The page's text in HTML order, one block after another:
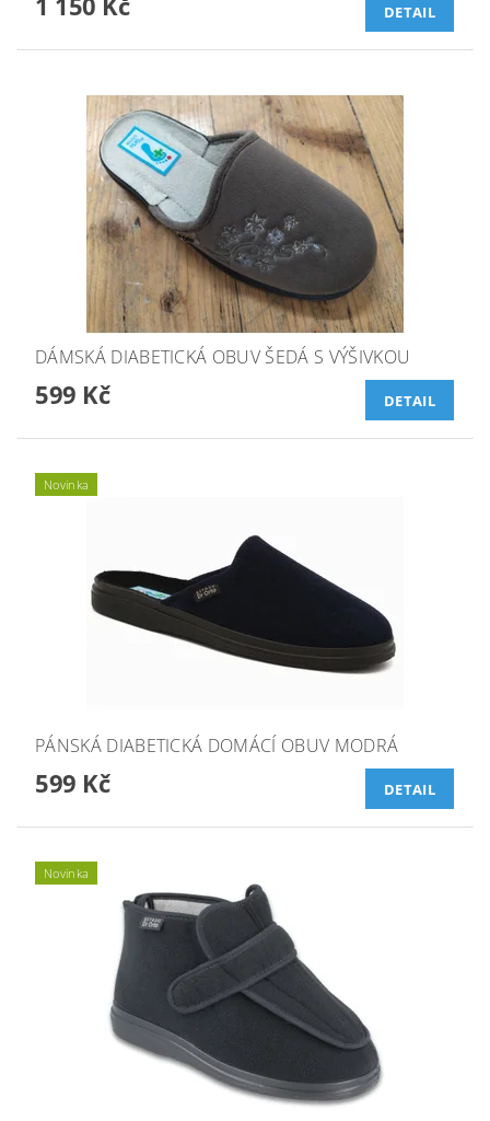
DETAIL
DÁMSKÁ DIABETICKÁ OBUV ŠEDÁ S VÝŠIVKOU
599 Kč DETAIL
Novinka
PÁNSKÁ DIABETICKÁ DOMÁCÍ OBUV MODRÁ
599 Kč DETAIL
Novinka